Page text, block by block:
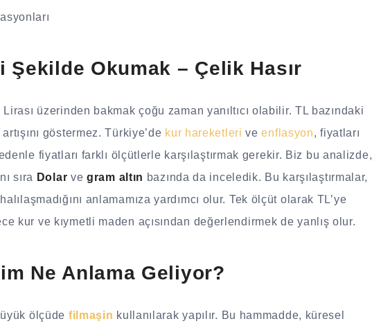
Şekilde Okumak – Çelik Hasır
üzerinden bakmak çoğu zaman yanıltıcı olabilir. TL bazındaki
göstermez. Türkiye’de kur hareketleri ve enflasyon, fiyatları
fiyatları farklı ölçütlerle karşılaştırmak gerekir. Biz bu analizde,
sıra Dolar vegram altın bazında da inceledik. Bu karşılaştırmalar,
anlamamıza yardımcı olur. Tek ölçüt olarak TL’ye
kur ve kıymetli maden açısından değerlendirmek de yanlış olur.
Ne Anlama Geliyor?
ölçüde filmaşin kullanılarak yapılır. Bu hammadde, küresel